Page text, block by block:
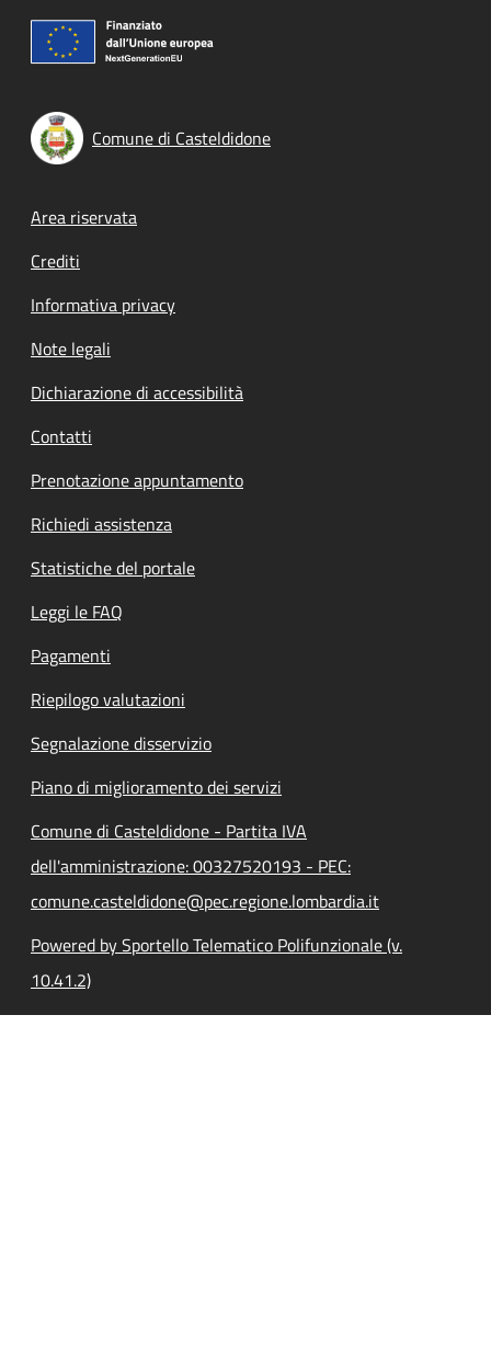
Comune di Casteldidone
Footer menu
Area riservata
Crediti
Informativa privacy
Note legali
Dichiarazione di accessibilità
Contatti
Prenotazione appuntamento
Richiedi assistenza
Statistiche del portale
Leggi le FAQ
Pagamenti
Riepilogo valutazioni
Segnalazione disservizio
Piano di miglioramento dei servizi
Comune di Casteldidone - Partita IVA
dell'amministrazione: 00327520193 - PEC:
comune.casteldidone@pec.regione.lombardia.it
Powered by Sportello Telematico Polifunzionale (v.
10.41.2)